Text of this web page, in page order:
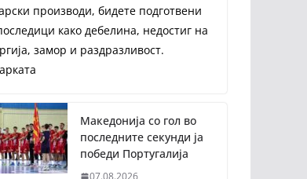
производи, бидете подготвени
како дебелина, недостиг на
замор и раздразливост.
Македонија со гол во
последните секунди ја
победи Португалија
07.08.2026